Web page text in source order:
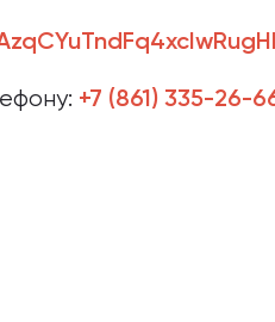
+7 (861) 335-26-